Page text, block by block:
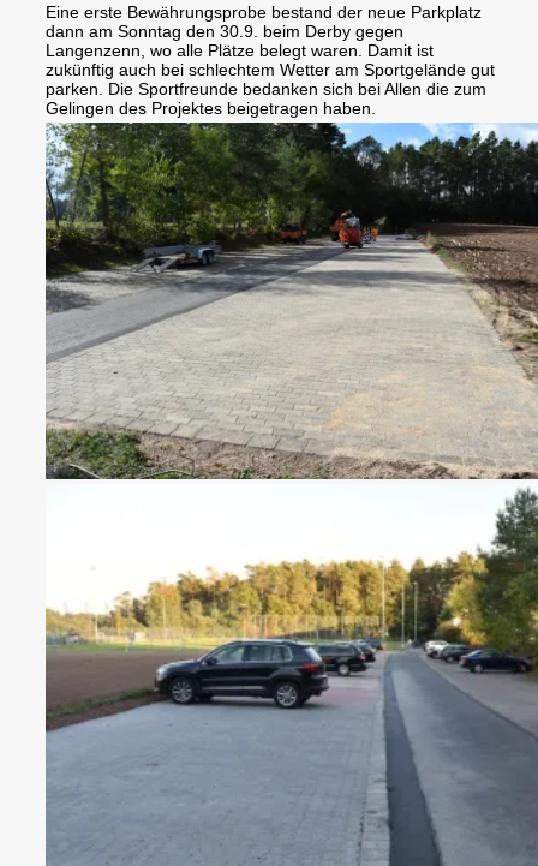
Eine erste Bewährungsprobe bestand der neue Parkplatz
dann am Sonntag den 30.9. beim Derby gegen
Langenzenn, wo alle Plätze belegt waren. Damit ist
zukünftig auch bei schlechtem Wetter am Sportgelände gut
parken. Die Sportfreunde bedanken sich bei Allen die zum
Gelingen des Projektes beigetragen haben.